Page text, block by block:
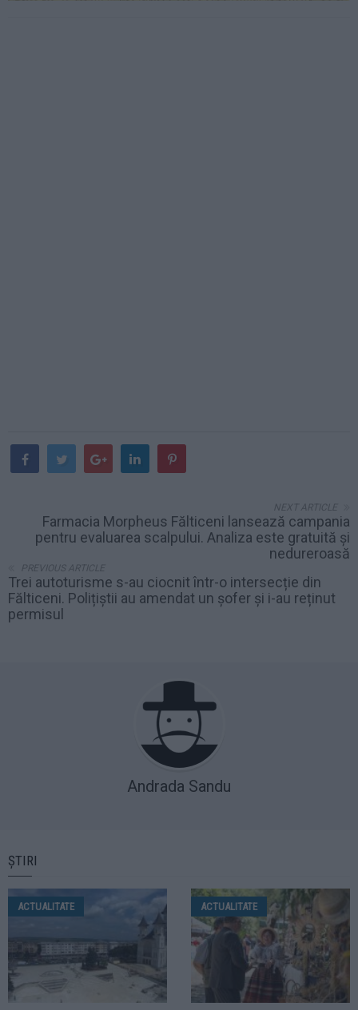
NEXT ARTICLE
Farmacia Morpheus Fălticeni lansează campania
pentru evaluarea scalpului. Analiza este gratuită și
nedureroasă
PREVIOUS ARTICLE
Trei autoturisme s-au ciocnit într-o intersecție din
Fălticeni. Polițiștii au amendat un șofer și i-au reținut
permisul
Andrada Sandu
ȘTIRI
ACTUALITATE ACTUALITATE